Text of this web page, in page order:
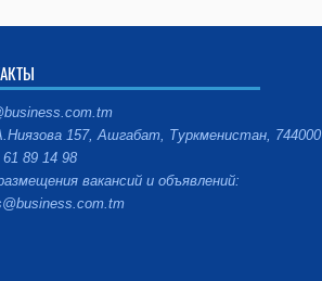
157, Ашгабат, Туркменистан, 744000
89 14 98
вакансий и объявлений: